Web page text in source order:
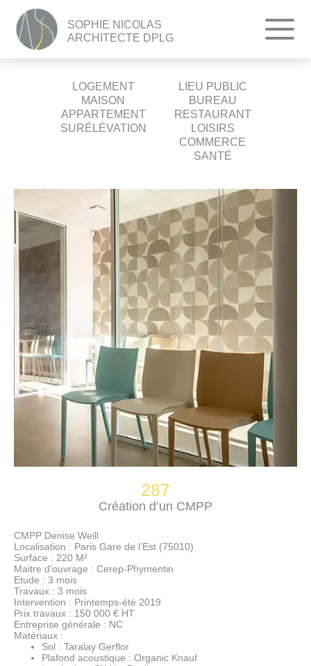
SOPHIE NICOLAS
ARCHITECTE DPLG
LOGEMENT
MAISON
APPARTEMENT
SURÉLÉVATION
LIEU PUBLIC
BUREAU
RESTAURANT
LOISIRS
COMMERCE
SANTÉ
287
Création d’un CMPP
CMPP Denise Weill
Localisation : Paris Gare de l’Est (75010)
Surface : 220 M²
Maitre d’ouvrage : Cerep-Phymentin
Etude : 3 mois
Travaux : 3 mois
Intervention : Printemps-été 2019
Prix travaux : 150 000 € HT
Entreprise générale : NC
Matériaux :
Sol : Taralay Gerflor
Plafond acoustique : Organic Knauf